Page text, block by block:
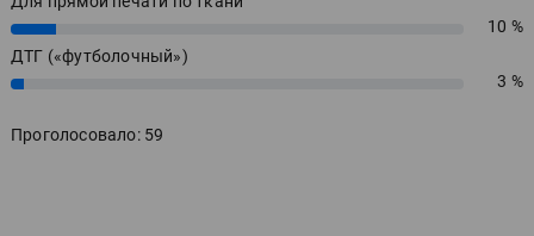
10%
10 %
ДТГ («футболочный»)
3% 3 %
Проголосовало: 59